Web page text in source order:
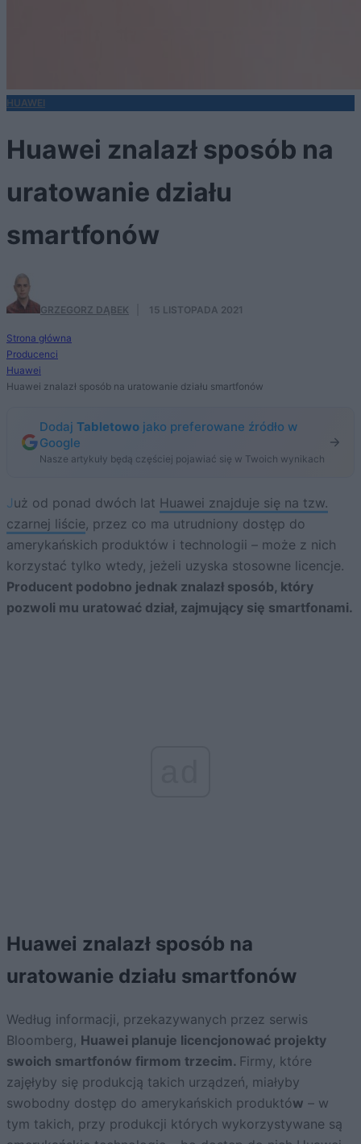
HUAWEI
Huawei znalazł sposób na
uratowanie działu
smartfonów
GRZEGORZ DĄBEK 15 LISTOPADA 2021
Strona główna
Producenci
Huawei
Huawei znalazł sposób na uratowanie działu smartfonów
Dodaj Tabletowo jako preferowane źródło w
Google
Nasze artykuły będą częściej pojawiać się w Twoich wynikach
Już od ponad dwóch lat Huawei znajduje się na tzw.
czarnej liście, przez co ma utrudniony dostęp do
amerykańskich produktów i technologii – może z nich
korzystać tylko wtedy, jeżeli uzyska stosowne licencje.
Producent podobno jednak znalazł sposób, który
pozwoli mu uratować dział, zajmujący się smartfonami.
Huawei znalazł sposób na
uratowanie działu smartfonów
Według informacji, przekazywanych przez serwis
Bloomberg, Huawei planuje licencjonować projekty
swoich smartfonów firmom trzecim. Firmy, które
zajęłyby się produkcją takich urządzeń, miałyby
swobodny dostęp do amerykańskich produktów – w
tym takich, przy produkcji których wykorzystywane są